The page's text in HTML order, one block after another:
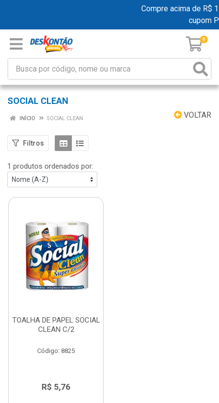
Compre acima de R$
cupom
0
SOCIAL CLEAN
VOLTAR
INÍCIO SOCIAL CLEAN
Filtros
1 produtos ordenados por:
TOALHA DE PAPEL SOCIAL
CLEAN C/2
Código: 8825
R$ 5,76